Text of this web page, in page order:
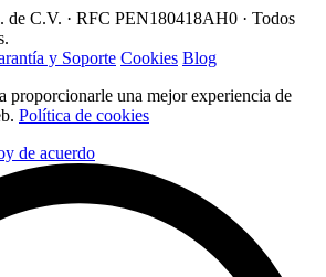
de C.V. · RFC PEN180418AH0 · Todos
y Soporte Cookies Blog
proporcionarle una mejor experiencia de
Política de cookies
de acuerdo